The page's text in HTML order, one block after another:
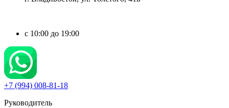
c 10:00 до 19:00
+7 (994) 008-81-18
Руководитель